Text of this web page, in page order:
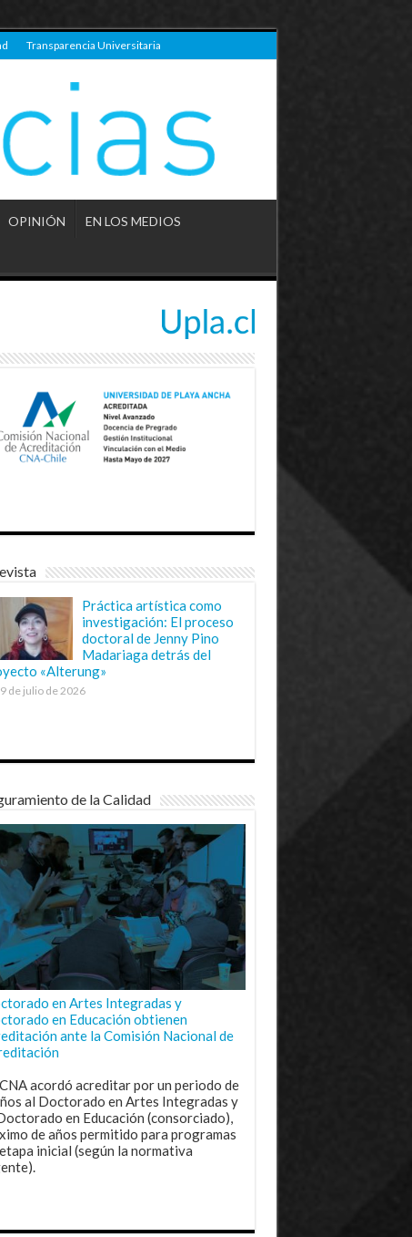
Transparencia Universitaria
OPINIÓN EN LOS MEDIOS
Práctica artística como
investigación: El proceso
doctoral de Jenny Pino
Madariaga detrás del
«Alterung»
de julio de 2026
de la Calidad
en Artes Integradas y
en Educación obtienen
ante la Comisión Nacional de
acordó acreditar por un periodo de
al Doctorado en Artes Integradas y
en Educación (consorciado),
de años permitido para programas
inicial (según la normativa